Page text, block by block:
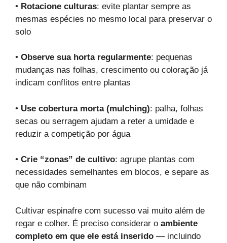
• Rotacione culturas: evite plantar sempre as
mesmas espécies no mesmo local para preservar o
solo
• Observe sua horta regularmente: pequenas
mudanças nas folhas, crescimento ou coloração já
indicam conflitos entre plantas
• Use cobertura morta (mulching): palha, folhas
secas ou serragem ajudam a reter a umidade e
reduzir a competição por água
• Crie “zonas” de cultivo: agrupe plantas com
necessidades semelhantes em blocos, e separe as
que não combinam
Cultivar espinafre com sucesso vai muito além de
regar e colher. É preciso considerar o ambiente
completo em que ele está inserido — incluindo